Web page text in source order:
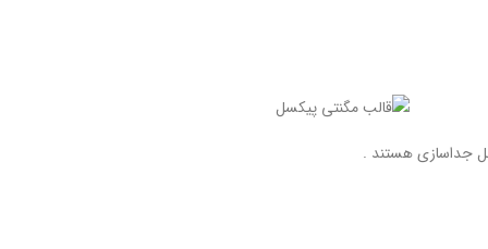
جداسازی هستند .